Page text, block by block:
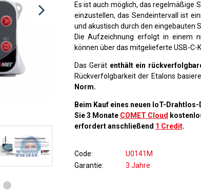
Es ist auch möglich, das regelmäßige
einzustellen, das Sendeintervall ist
und akustisch durch den eingebauten
Die Aufzeichnung erfolgt in einem
können über das mitgelieferte USB-
Das Gerätenthält ein
Rückverfolgbarkeit der Etalons
Norm.
Beim Kauf eines neuen IoT-
Sie 3 Monate COMET Cloud
erfordert anschließend 1 Credit.
Code
U0141M
Garantie
3 Jahre